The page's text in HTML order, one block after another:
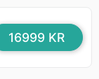
16999 KR